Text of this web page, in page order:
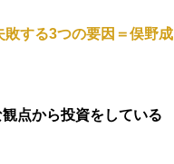
敗する3つの要因＝俣野成
点から投資をしている